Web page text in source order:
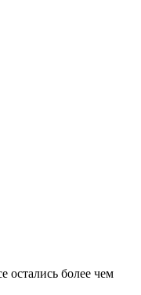
остались более чем